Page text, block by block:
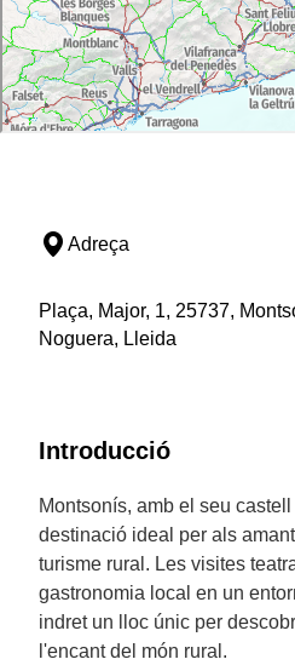
Adreça
Plaça, Major, 1, 25737,
Noguera, Lleida
Introducció
Montsonís, amb el seu
destinació ideal per als
turisme rural. Les visites
gastronomia local en un
indret un lloc únic per
l'encant del món rural.